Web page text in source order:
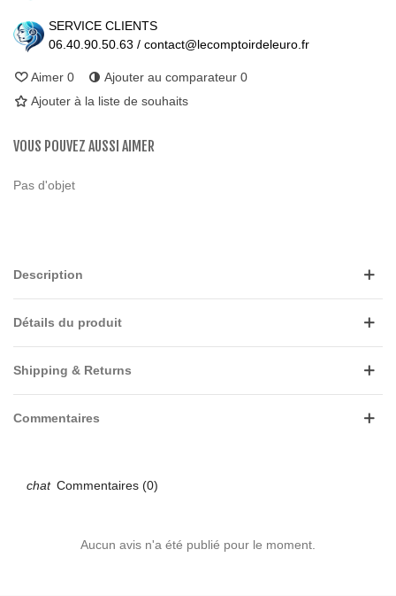
SERVICE CLIENTS
06.40.90.50.63 / contact@lecomptoirdeleuro.fr
Aimer 0 Ajouter au comparateur 0
Ajouter à la liste de souhaits
VOUS POUVEZ AUSSI AIMER
Pas d'objet
Description
Détails du produit
Shipping & Returns
Commentaires
Commentaires (0)
Aucun avis n'a été publié pour le moment.